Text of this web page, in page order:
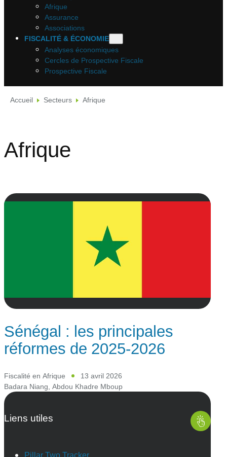
Afrique
Assurance
Associations
FISCALITÉ & ÉCONOMIE
Analyses économiques
Cercles de Prospective Fiscale
Prospective Fiscale
Accueil Secteurs Afrique
Afrique
Sénégal : les principales
réformes de 2025-2026
Fiscalité en Afrique
13 avril 2026
Badara Niang Abdou Khadre Mboup
Liens utiles